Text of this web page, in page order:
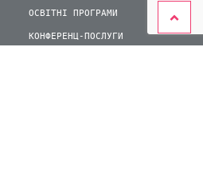
ОСВІТНІ ПРОГРАМИ
КОНФЕРЕНЦ-ПОСЛУГИ